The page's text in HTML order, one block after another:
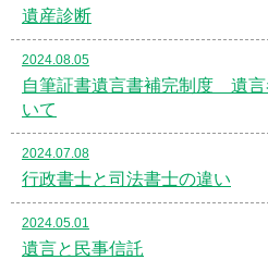
遺産診断
2024.08.05
自筆証書遺言書補完制度 遺言
いて
2024.07.08
行政書士と司法書士の違い
2024.05.01
遺言と民事信託